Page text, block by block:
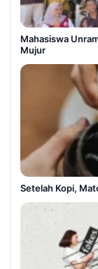
Mahasiswa
Mujur
Setelah Kopi,